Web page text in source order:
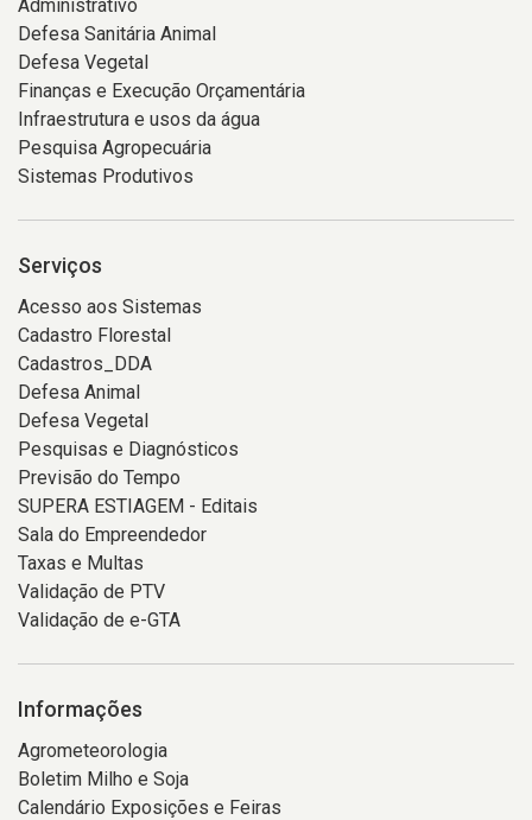
Administrativo
Defesa Sanitária Animal
Defesa Vegetal
Finanças e Execução Orçamentária
Infraestrutura e usos da água
Pesquisa Agropecuária
Sistemas Produtivos
Serviços
Acesso aos Sistemas
Cadastro Florestal
Cadastros_DDA
Defesa Animal
Defesa Vegetal
Pesquisas e Diagnósticos
Previsão do Tempo
SUPERA ESTIAGEM - Editais
Sala do Empreendedor
Taxas e Multas
Validação de PTV
Validação de e-GTA
Informações
Agrometeorologia
Boletim Milho e Soja
Calendário Exposições e Feiras